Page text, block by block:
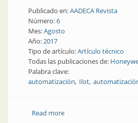
Publicado en:AADECA Revista
Número:6
Mes:Agosto
Año:2017
Tipo de artículo:Artículo técnico
Todas las publicaciones de:
Palabra clave:
automatización Ilot
Read moreabout La fábrica del